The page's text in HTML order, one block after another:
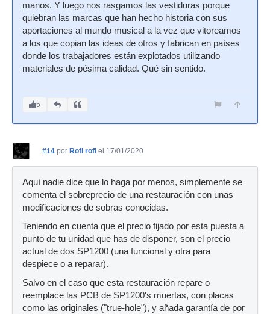
manos. Y luego nos rasgamos las vestiduras porque
quiebran las marcas que han hecho historia con sus
aportaciones al mundo musical a la vez que vitoreamos
a los que copian las ideas de otros y fabrican en países
donde los trabajadores están explotados utilizando
materiales de pésima calidad. Qué sin sentido.
5
#14 por Rofl rofl el 17/01/2020
Aquí nadie dice que lo haga por menos, simplemente se
comenta el sobreprecio de una restauración con unas
modificaciones de sobras conocidas.
Teniendo en cuenta que el precio fijado por esta puesta a
punto de tu unidad que has de disponer, son el precio
actual de dos SP1200 (una funcional y otra para
despiece o a reparar).
Salvo en el caso que esta restauración repare o
reemplace las PCB de SP1200's muertas, con placas
como las originales ("true-hole"), y añada garantía de por